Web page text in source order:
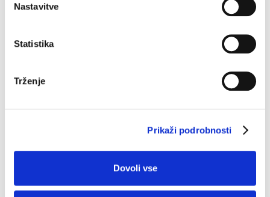
Nastavitve
Statistika
Trženje
Prikaži podrobnosti
Dovoli vse
Eve Lovše 1, Maribor
Cesta Ljubljanske Brigade 33, Ljubljana